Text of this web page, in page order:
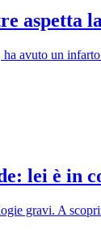
aspetta
avuto un
lei è in
gravi. A